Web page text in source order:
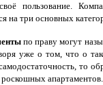
пользование.
на три основных
по праву могут
уже о том, что о
то